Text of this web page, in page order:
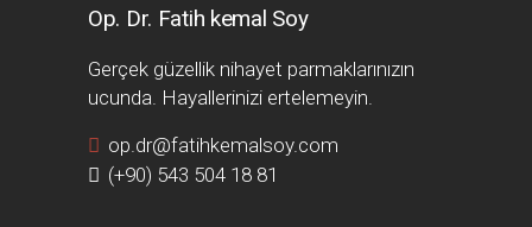
Op. Dr. Fatih kemal Soy
Gerçek güzellik nihayet parmaklarınızın
ucunda. Hayallerinizi ertelemeyin.
op.dr@fatihkemalsoy.com
(+90) 543 504 18 81